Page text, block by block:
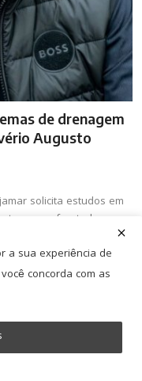
de drenagem
Augusto
solicita estudos em
enfrentados por
a sua experiência de
concorda com as